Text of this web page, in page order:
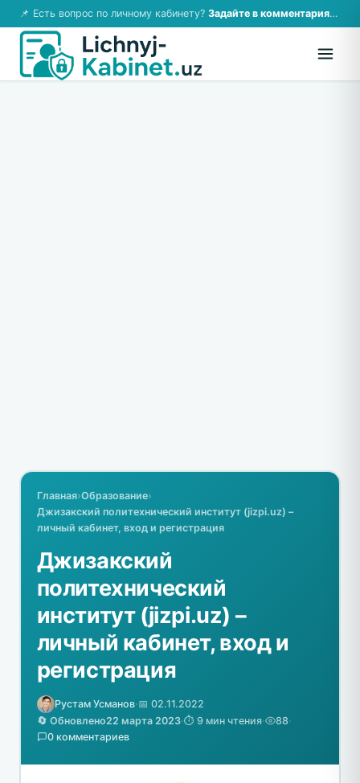
📌 Есть вопрос по личному кабинету? Задайте в комментариях — ответим!
Главная›Образование›
Джизакский политехнический институт (jizpi.uz) –
личный кабинет, вход и регистрация
Джизакский
политехнический
институт (jizpi.uz) –
личный кабинет, вход и
регистрация
Рустам Усманов·📅 02.11.2022
🔄 Обновлено22 марта 2023·⏱️ 9 мин чтения· 88·
0 комментариев